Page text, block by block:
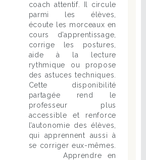
coach attentif. Il circule
parmi les élèves,
écoute les morceaux en
cours d’apprentissage,
corrige les postures,
aide à la lecture
rythmique ou propose
des astuces techniques.
Cette disponibilité
partagée rend le
professeur plus
accessible et renforce
l’autonomie des élèves,
qui apprennent aussi à
se corriger eux-mêmes.
Apprendre en